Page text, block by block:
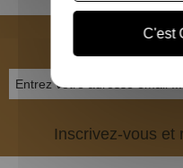
Inscrivez-vous et
C'est